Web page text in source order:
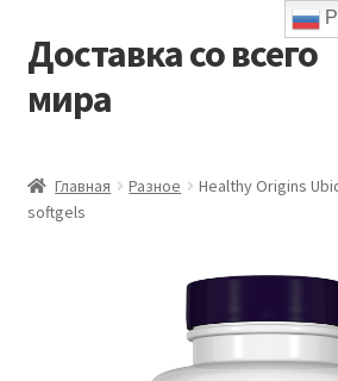
Перейти
к
навигации
Перейти
к
содержимому
Доставка со всего
мира
Контакты и доставка
Главная Разное
Healthy Origins
softgels